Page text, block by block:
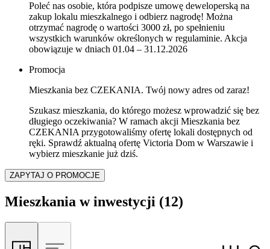
Poleć nas osobie, która podpisze umowę deweloperską na
zakup lokalu mieszkalnego i odbierz nagrodę! Można
otrzymać nagrodę o wartości 3000 zł, po spełnieniu
wszystkich warunków określonych w regulaminie. Akcja
obowiązuje w dniach 01.04 – 31.12.2026
Promocja
Mieszkania bez CZEKANIA. Twój nowy adres od zaraz!
Szukasz mieszkania, do którego możesz wprowadzić się bez
długiego oczekiwania? W ramach akcji Mieszkania bez
CZEKANIA przygotowaliśmy ofertę lokali dostępnych od
ręki. Sprawdź aktualną ofertę Victoria Dom w Warszawie i
wybierz mieszkanie już dziś.
ZAPYTAJ O PROMOCJE
Mieszkania w inwestycji (12)